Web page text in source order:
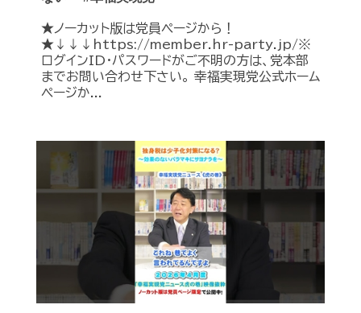
★ノーカット版は党員ページから！
★↓↓↓https://member.hr-party.jp/※
ログインID・パスワードがご不明の方は、党本部
までお問い合わせ下さい。 幸福実現党公式ホーム
ページか...